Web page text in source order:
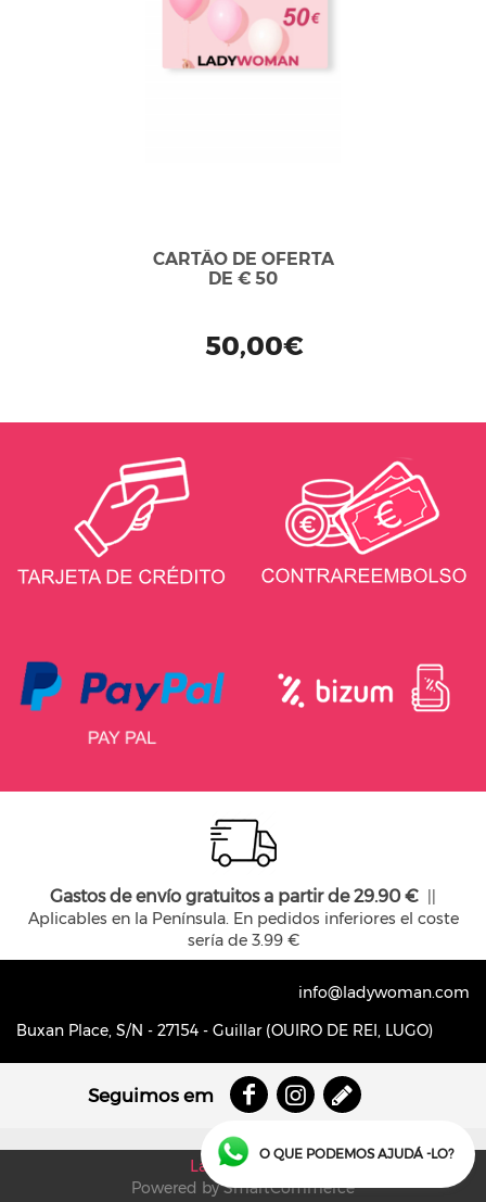
O QUE PODEMOS AJUDÁ -LO?
CARTÃO DE OFERTA
DE € 50
50,00€
Gastos de envío gratuitos a partir de 29.90 €
Aplicables en la Península. En pedidos inferiores el coste
sería de 3.99 €
info@ladywoman.com
Buxan Place, S/N - 27154 - Guillar (OUIRO DE REI, LUGO)
Seguimos em
Lady Woman
Powered by SmartCommerce